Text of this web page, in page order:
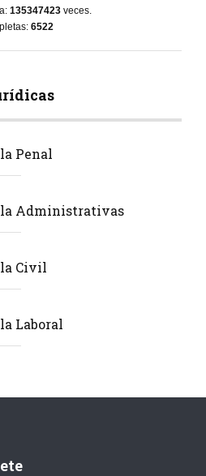
135347423veces.
6522
Penal
Administrativas
Civil
Laboral